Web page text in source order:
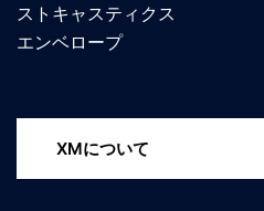
ストキャスティクス
エンベロープ
XMについて